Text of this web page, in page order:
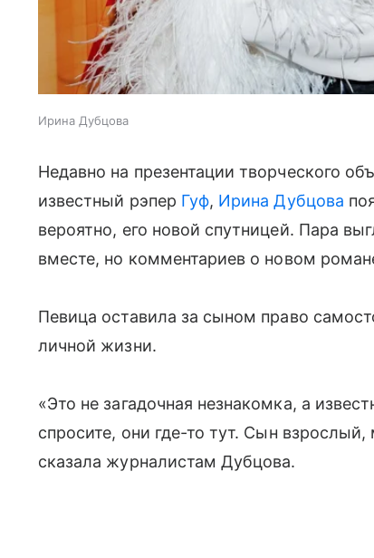
Ирина Дубцова
Недавно на презентации творческого
известный рэпер Гуф, Ирина Дубцова
вероятно, его новой спутницей. Пара
вместе, но комментариев о новом
Певица оставила за сыном право
личной жизни.
«Это не загадочная незнакомка, а
спросите, они где-то тут. Сын
сказала журналистам Дубцова.